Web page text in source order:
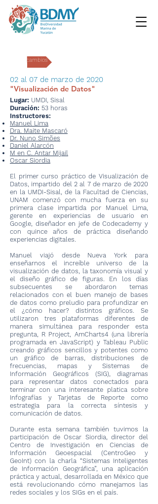
Intercambios
02 al 07 de marzo de 2020
"Visualización de Datos"
Lugar: UMDI, Sisal
Duración: 53 horas
Instructores:
Manuel Lima
Dra. Maite Mascaró
Dr. Nuno Simões
Daniel Alarcón
M en C. Antar Mijail
Oscar Siordia
El primer curso práctico de Visualización de
Datos, impartido del 2 al 7 de marzo de 2020
en la UMDI-Sisal, de la Facultad de Ciencias,
UNAM comenzó con mucha fuerza en su
primera clase impartida por Manuel Lima,
gerente en experiencias de usuario en
Google, diseñador en jefe de Codecademy y
con quince años de práctica diseñando
experiencias digitales.
Manuel viajó desde Nueva York para
enseñarnos el increíble universo de la
visualización de datos, la taxonomía visual y
el diseño gráfico de figuras. En los días
subsecuentes se abordaron temas
relacionados con el buen manejo de bases
de datos como preludio para profundizar en
el ¿cómo hacer? distintos gráficos. Se
utilizaron tres plataformas diferentes de
manera simultánea para responder esta
pregunta, R Project, AmCharts4 (una librería
programada en JavaScript) y Tableau Public
creando gráficos sencillos y potentes como
un gráfico de barras, distribuciones de
frecuencias, mapas y Sistemas de
Información Geográficos (SIG), diagramas
para representar datos conectados para
terminar con una interesante platica sobre
Infografías y Tarjetas de Reporte como
estrategia para la correcta síntesis y
comunicación de datos.
Durante esta semana también tuvimos la
participación de Oscar Siordia, director del
Centro de Investigación en Ciencias de
Información Geoespacial (CentroGeo y
GeoInt) con la charla “Sistemas Inteligentes
de Información Geográfica”, una aplicación
práctica y actual, desarrollada en México que
está revolucionando cómo manejamos las
redes sociales y los SIGs en el país.